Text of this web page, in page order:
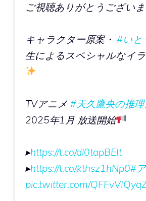
ご視聴ありがとうござい
キャラクター原案・ #いと
生によるスペシャルなイ
TVアニメ #天久鷹央の推
2025年1月 放送開始
▸https://t.co/dl0tapBEIt
▸https://t.co/kthsz1hNp0#
pic.twitter.com/